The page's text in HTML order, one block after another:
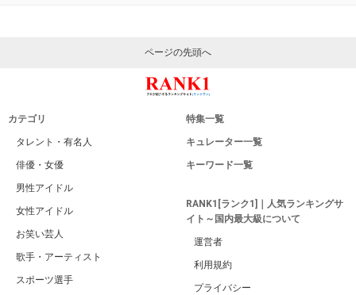
ページの先頭へ
カテゴリ
タレント・有名人
俳優・女優
男性アイドル
女性アイドル
お笑い芸人
歌手・アーティスト
スポーツ選手
特集一覧
キュレーター一覧
キーワード一覧
RANK1[ランク1]｜人気ランキングサ
イト～国内最大級について
運営者
利用規約
プライバシー